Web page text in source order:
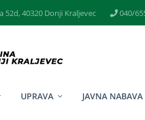
52d, 40320 Donji Kraljevec 040/
UPRAVA JAVNA NABAVA